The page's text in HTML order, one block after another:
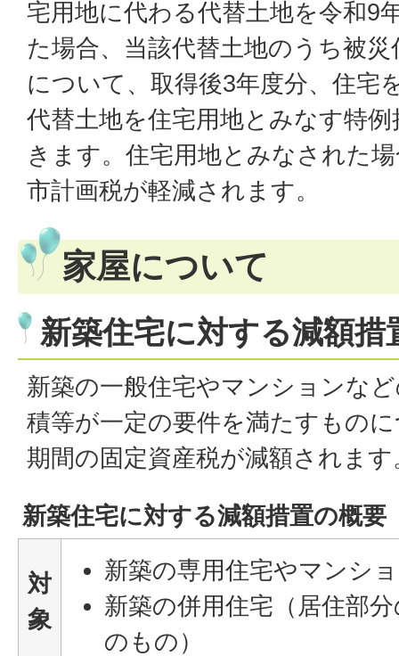
宅用地に代わる代替土地を令和9
た場合、当該代替土地のうち被
について、取得後3年度分、住宅
代替土地を住宅用地とみなす特
きます。住宅用地とみなされた
市計画税が軽減されます。
家屋について
新築住宅に対する減額措
新築の一般住宅やマンションな
積等が一定の要件を満たすもの
期間の固定資産税が減額されます
新築住宅に対する減額措置の概要
対
象
新築の専用住宅やマンシ
新築の併用住宅（居住部
のもの）